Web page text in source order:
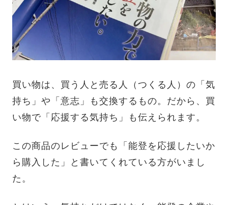
買い物は、買う人と売る人（つくる人）の「気
持ち」や「意志」も交換するもの。だから、買
い物で「応援する気持ち」も伝えられます。
この商品のレビューでも「能登を応援したいか
ら購入した」と書いてくれている方がいまし
た。